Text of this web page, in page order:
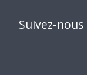
Suivez-